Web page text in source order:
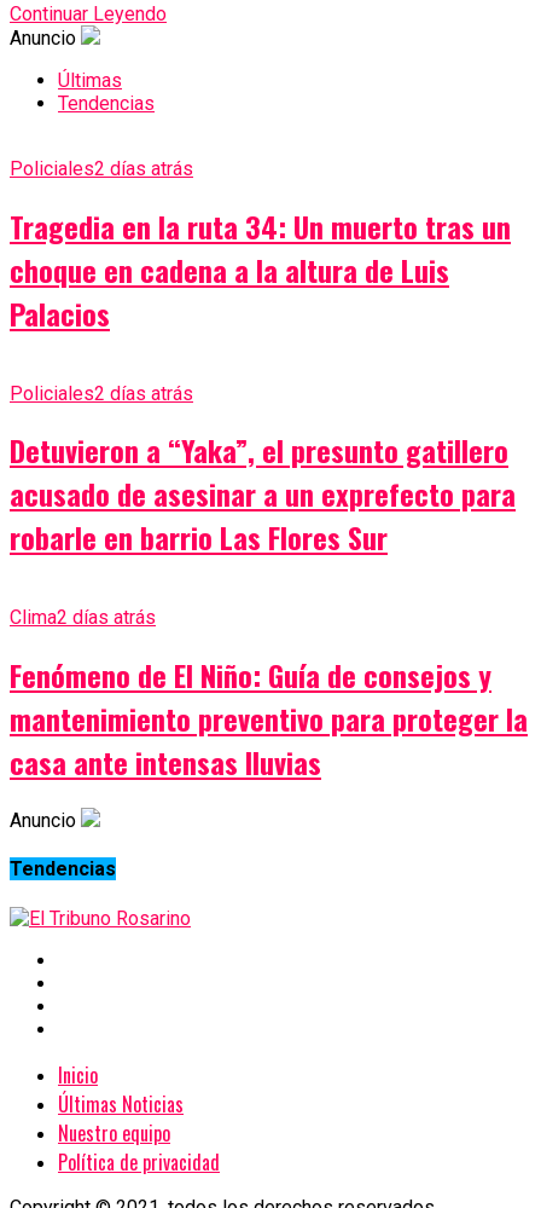
Continuar Leyendo
Anuncio
Últimas
Tendencias
Policiales2 días atrás
Tragedia en la ruta 34: Un muerto tras un
choque en cadena a la altura de Luis
Palacios
Policiales2 días atrás
Detuvieron a “Yaka”, el presunto gatillero
acusado de asesinar a un exprefecto para
robarle en barrio Las Flores Sur
Clima2 días atrás
Fenómeno de El Niño: Guía de consejos y
mantenimiento preventivo para proteger la
casa ante intensas lluvias
Anuncio
Tendencias
Inicio
Últimas Noticias
Nuestro equipo
Política de privacidad